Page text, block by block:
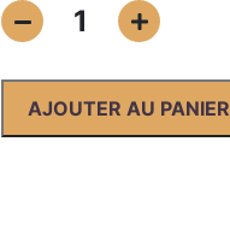
quantité
de
Grande
Faune
1
AJOUTER AU PANIER